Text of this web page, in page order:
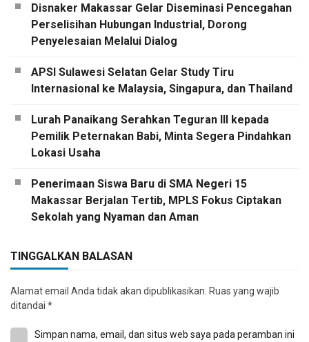
Disnaker Makassar Gelar Diseminasi Pencegahan
Perselisihan Hubungan Industrial, Dorong
Penyelesaian Melalui Dialog
APSI Sulawesi Selatan Gelar Study Tiru
Internasional ke Malaysia, Singapura, dan Thailand
Lurah Panaikang Serahkan Teguran III kepada
Pemilik Peternakan Babi, Minta Segera Pindahkan
Lokasi Usaha
Penerimaan Siswa Baru di SMA Negeri 15
Makassar Berjalan Tertib, MPLS Fokus Ciptakan
Sekolah yang Nyaman dan Aman
TINGGALKAN BALASAN
Alamat email Anda tidak akan dipublikasikan. Ruas yang wajib
ditandai *
Simpan nama, email, dan situs web saya pada peramban ini